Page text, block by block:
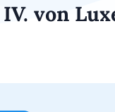
von